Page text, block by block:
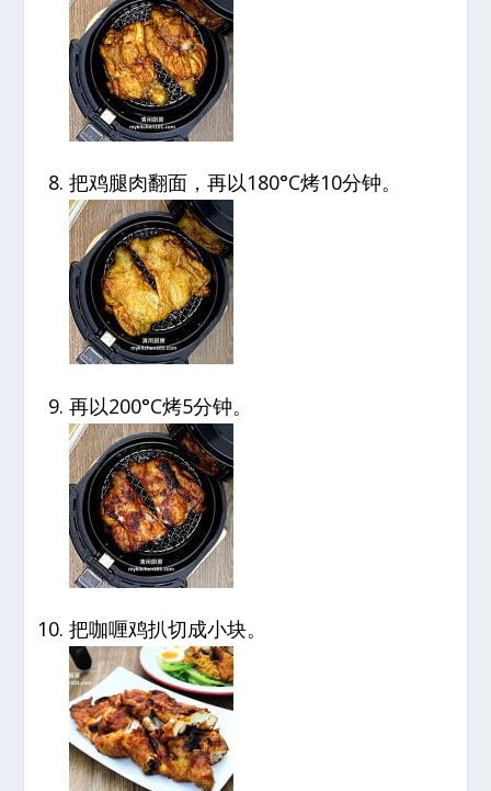
把鸡腿肉翻面，再以180°C烤10分钟。
再以200°C烤5分钟。
把咖喱鸡扒切成小块。